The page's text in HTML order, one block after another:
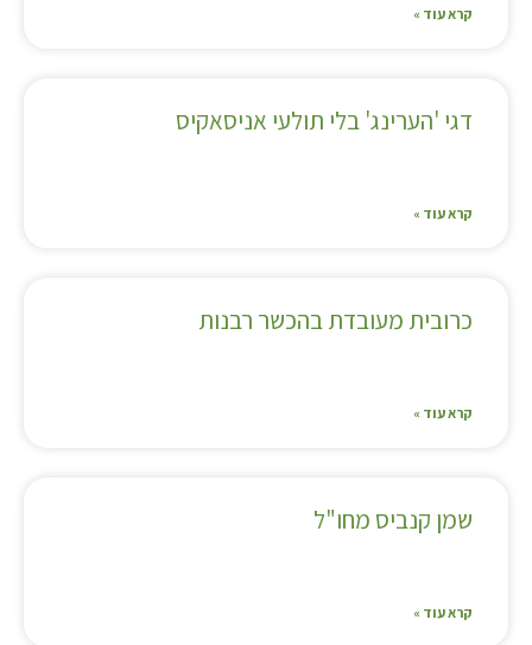
קרא עוד »
דגי 'הערינג' בלי תולעי אניסאקיס
קרא עוד »
כרובית מעובדת בהכשר רבנות
קרא עוד »
שמן קנביס מחו"ל
קרא עוד »